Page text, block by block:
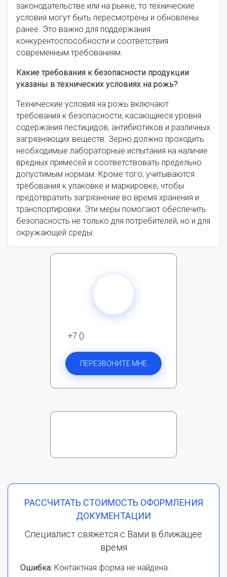
законодательстве или на рынке, то технические
условия могут быть пересмотрены и обновлены
ранее. Это важно для поддержания
конкурентоспособности и соответствия
современным требованиям.
Какие требования к безопасности продукции
указаны в технических условиях на рожь?
Технические условия на рожь включают
требования к безопасности, касающиеся уровня
содержания пестицидов, антибиотиков и различных
загрязняющих веществ. Зерно должно проходить
необходимые лабораторные испытания на наличие
вредных примесей и соответствовать предельно
допустимым нормам. Кроме того, учитываются
требования к упаковке и маркировке, чтобы
предотвратить загрязнение во время хранения и
транспортировки. Эти меры помогают обеспечить
безопасность не только для потребителей, но и для
окружающей среды.
+7 ()
ПЕРЕЗВОНИТЕ МНЕ
РАССЧИТАТЬ СТОИМОСТЬ ОФОРМЛЕНИЯ
ДОКУМЕНТАЦИИ
Специалист свяжется с Вами в ближащее
время
Ошибка: Контактная форма не найдена.